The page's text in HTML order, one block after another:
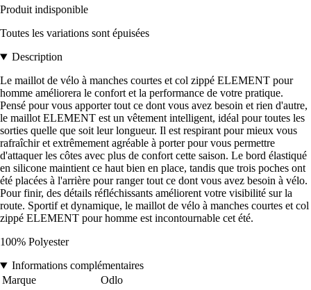
Produit indisponible
Toutes les variations sont épuisées
Description
Le maillot de vélo à manches courtes et col zippé ELEMENT pour
homme améliorera le confort et la performance de votre pratique.
Pensé pour vous apporter tout ce dont vous avez besoin et rien d'autre,
le maillot ELEMENT est un vêtement intelligent, idéal pour toutes les
sorties quelle que soit leur longueur. Il est respirant pour mieux vous
rafraîchir et extrêmement agréable à porter pour vous permettre
d'attaquer les côtes avec plus de confort cette saison. Le bord élastiqué
en silicone maintient ce haut bien en place, tandis que trois poches ont
été placées à l'arrière pour ranger tout ce dont vous avez besoin à vélo.
Pour finir, des détails réfléchissants améliorent votre visibilité sur la
route. Sportif et dynamique, le maillot de vélo à manches courtes et col
zippé ELEMENT pour homme est incontournable cet été.
100% Polyester
Informations complémentaires
Marque
Odlo